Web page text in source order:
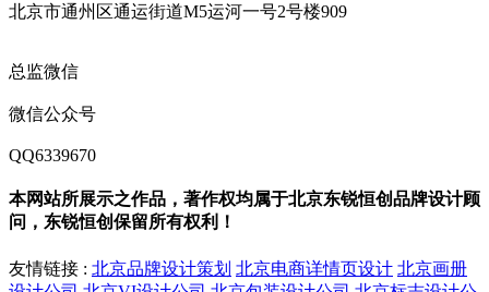
北京市通州区通运街道M5运河一号2号楼909
总监微信
微信公众号
QQ6339670
本网站所展示之作品，著作权均属于北京东锐恒创品牌设计顾
问，东锐恒创保留所有权利！
友情链接 : 北京品牌设计策划 北京电商详情页设计 北京画册